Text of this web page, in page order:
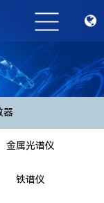
the future
器
金属光谱仪
铁谱仪